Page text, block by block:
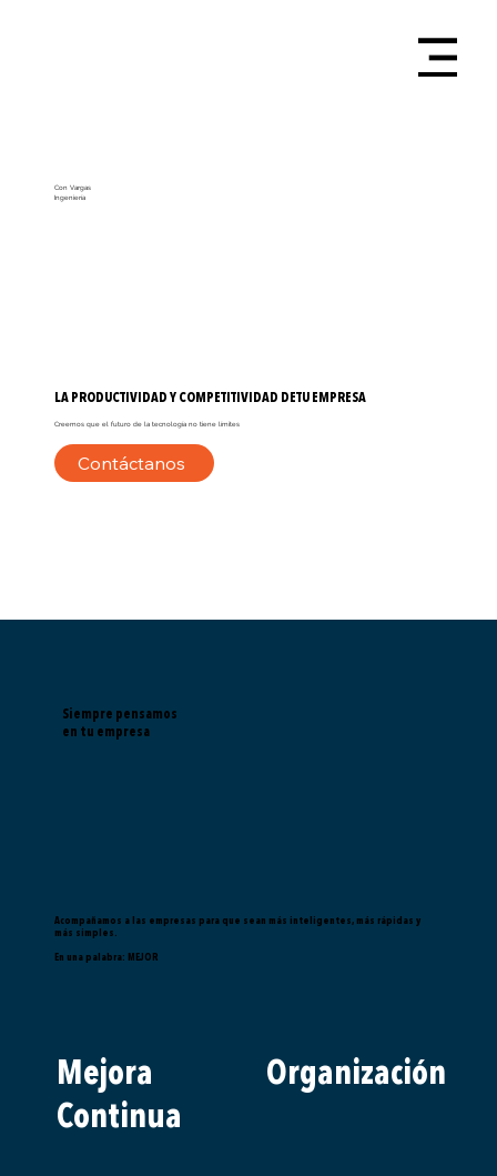
Con Vargas
Ingeniería
LA PRODUCTIVIDAD Y COMPETITIVIDAD DETU EMPRESA
Creemos que el futuro de la tecnología no tiene límites
Contáctanos
Acompañamos a las empresas para que sean más inteligentes, más rápidas y
más simples.
En una palabra: MEJOR
Siempre pensamos
en tu empresa
Mejora
Continua
Organización